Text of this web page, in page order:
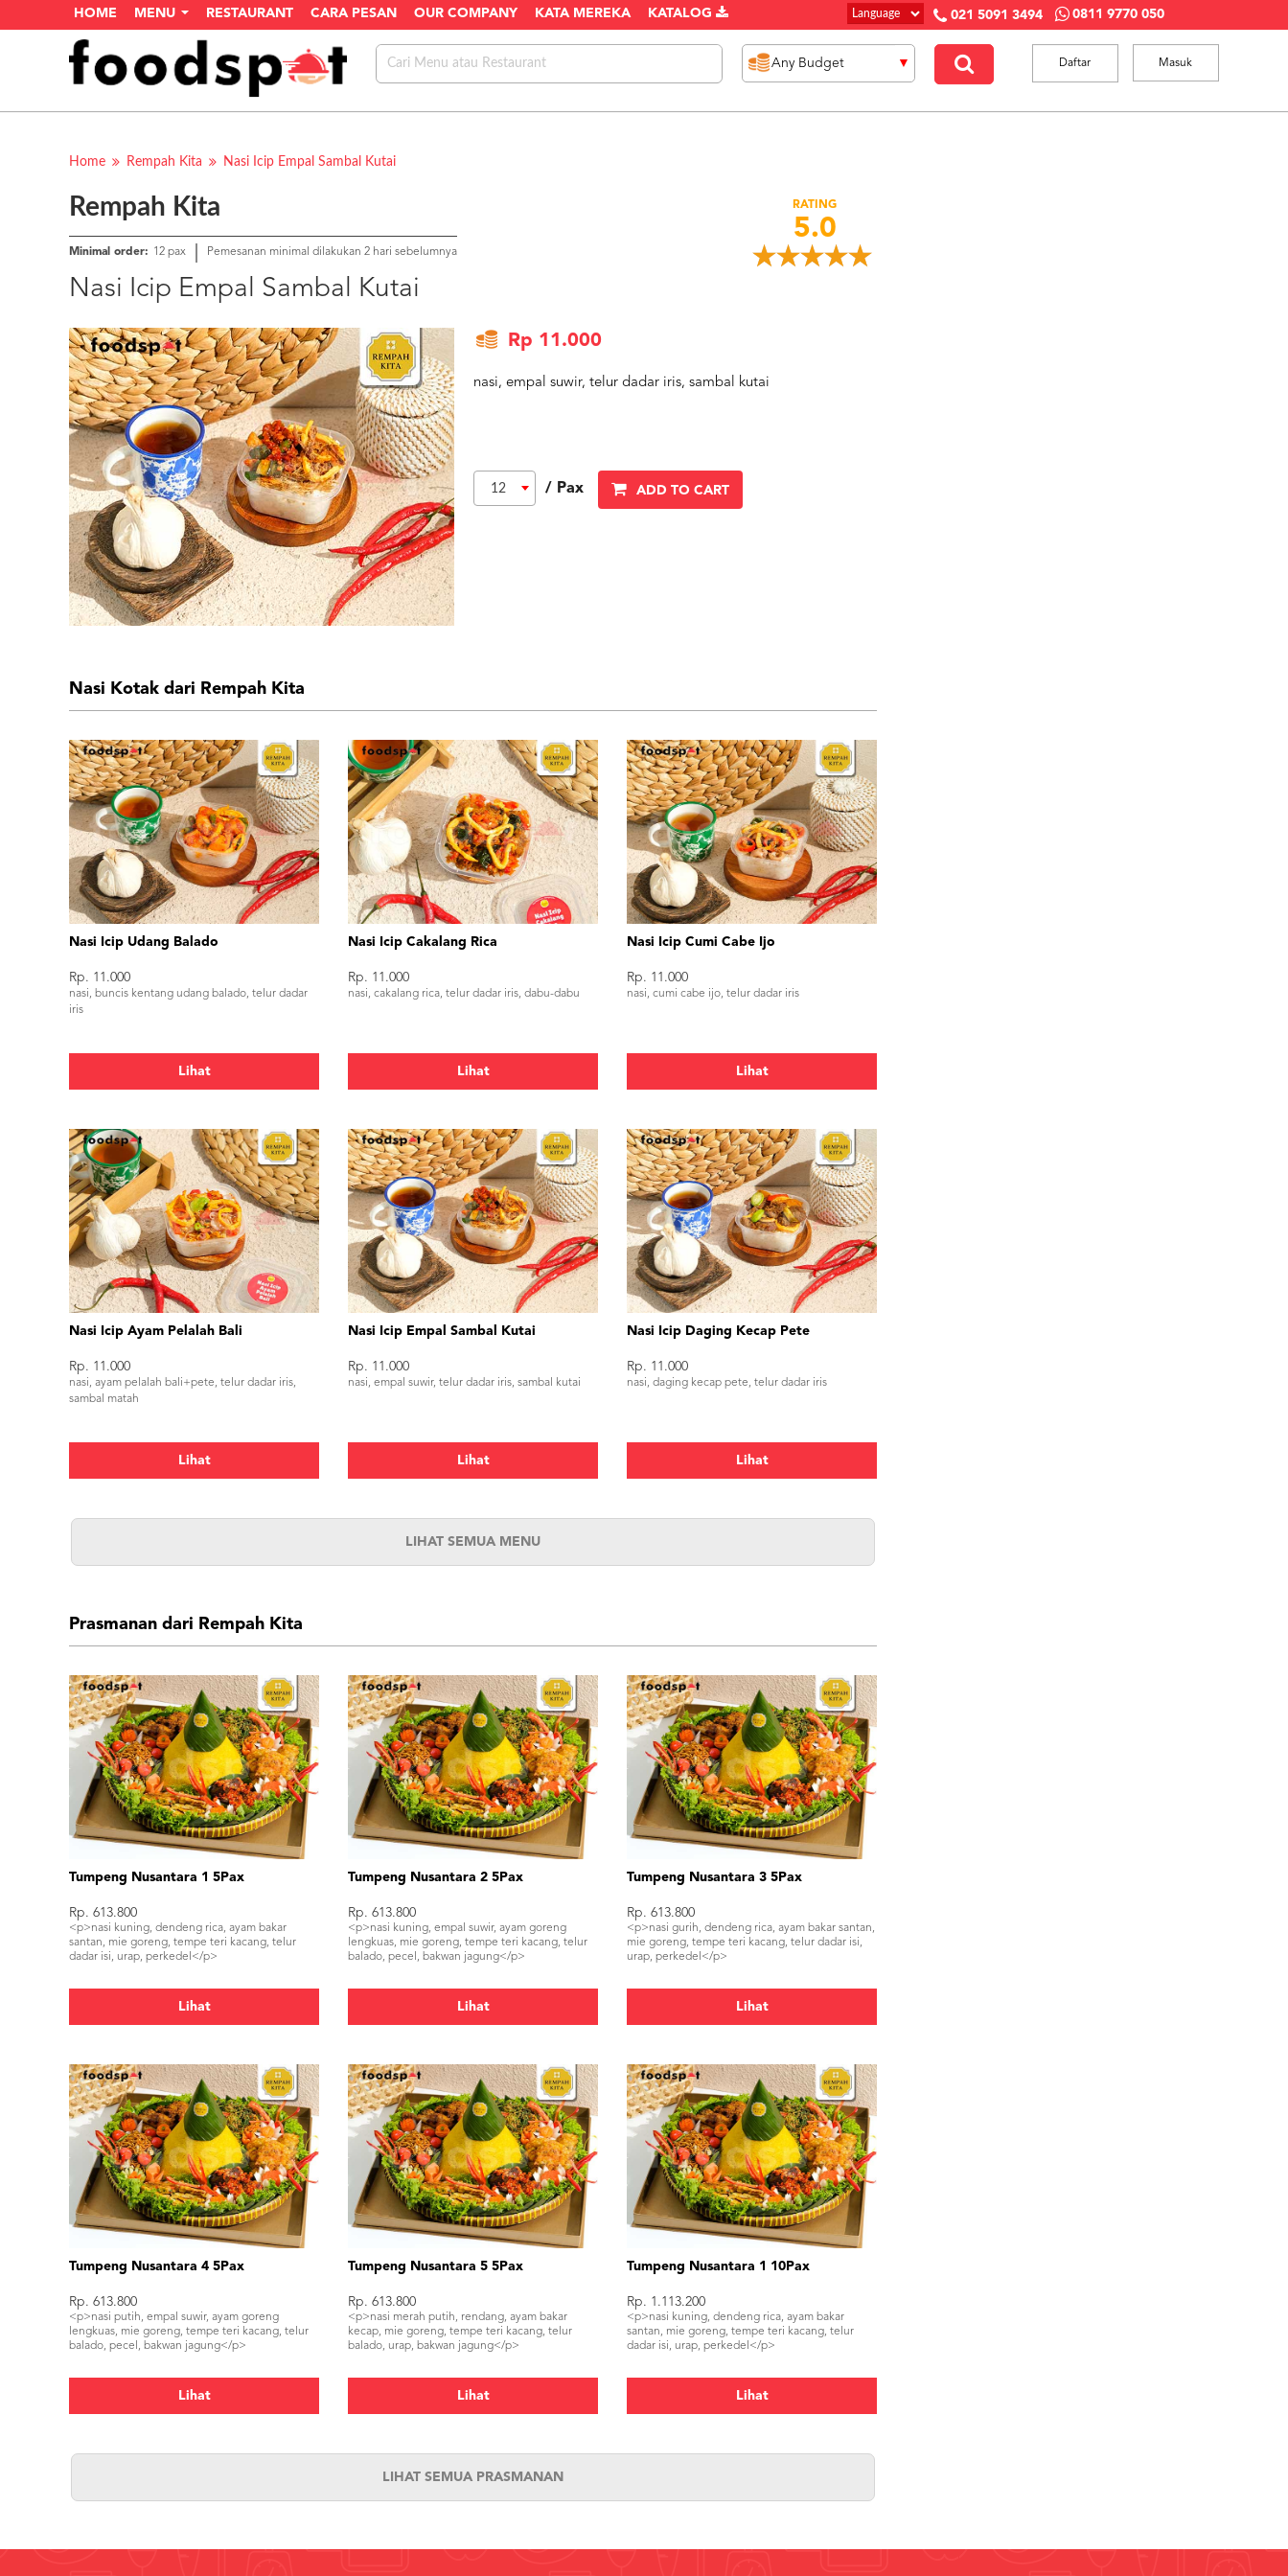
HOME MENU RESTAURANT CARA PESAN OUR COMPANY KATA MEREKA KATALOG 021 5091 3494 0811 9770 050
Masuk
Daftar
Home Rempah Kita Nasi Icip Empal Sambal Kutai
Rempah Kita
Minimal order: 12 pax Pemesanan minimal dilakukan 2 hari sebelumnya
Nasi Icip Empal Sambal Kutai
RATING
5.0
Rp 11.000
nasi, empal suwir, telur dadar iris, sambal kutai
12 / Pax ADD TO CART
Nasi Kotak dari Rempah Kita
Nasi Icip Udang Balado
Rp. 11.000
nasi, buncis kentang udang balado, telur dadar
iris
Lihat
Nasi Icip Cakalang Rica
Rp. 11.000
nasi, cakalang rica, telur dadar iris, dabu-dabu
Lihat
Nasi Icip Cumi Cabe Ijo
Rp. 11.000
nasi, cumi cabe ijo, telur dadar iris
Lihat
Nasi Icip Ayam Pelalah Bali
Rp. 11.000
nasi, ayam pelalah bali+pete, telur dadar iris,
sambal matah
Lihat
Nasi Icip Empal Sambal Kutai
Rp. 11.000
nasi, empal suwir, telur dadar iris, sambal kutai
Lihat
Nasi Icip Daging Kecap Pete
Rp. 11.000
nasi, daging kecap pete, telur dadar iris
Lihat
LIHAT SEMUA MENU
Prasmanan dari Rempah Kita
Tumpeng Nusantara 1 5Pax
Rp. 613.800
<p>nasi kuning, dendeng rica, ayam bakar
santan, mie goreng, tempe teri kacang, telur
dadar isi, urap, perkedel</p>
Lihat
Tumpeng Nusantara 2 5Pax
Rp. 613.800
<p>nasi kuning, empal suwir, ayam goreng
lengkuas, mie goreng, tempe teri kacang, telur
balado, pecel, bakwan jagung</p>
Lihat
Tumpeng Nusantara 3 5Pax
Rp. 613.800
<p>nasi gurih, dendeng rica, ayam bakar santan,
mie goreng, tempe teri kacang, telur dadar isi,
urap, perkedel</p>
Lihat
Tumpeng Nusantara 4 5Pax
Rp. 613.800
<p>nasi putih, empal suwir, ayam goreng
lengkuas, mie goreng, tempe teri kacang, telur
balado, pecel, bakwan jagung</p>
Lihat
Tumpeng Nusantara 5 5Pax
Rp. 613.800
<p>nasi merah putih, rendang, ayam bakar
kecap, mie goreng, tempe teri kacang, telur
balado, urap, bakwan jagung</p>
Lihat
Tumpeng Nusantara 1 10Pax
Rp. 1.113.200
<p>nasi kuning, dendeng rica, ayam bakar
santan, mie goreng, tempe teri kacang, telur
dadar isi, urap, perkedel</p>
Lihat
LIHAT SEMUA PRASMANAN